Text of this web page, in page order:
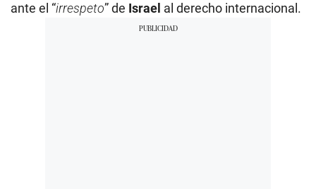
ante el “irrespeto” de Israel al derecho internacional.